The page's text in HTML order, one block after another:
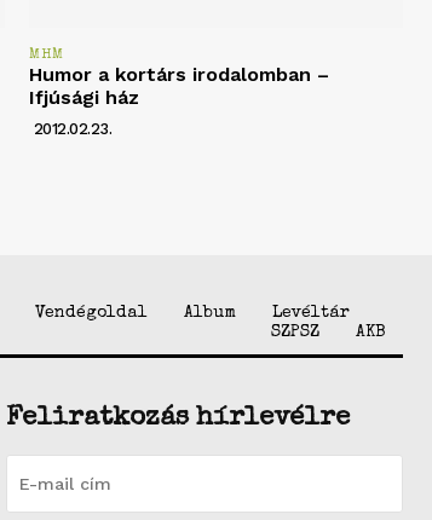
MHM
Humor a kortárs irodalomban –
Ifjúsági ház
2012.02.23.
Vendégoldal Album
Levéltár
SZPSZ
AKB
Feliratkozás hírlevélre